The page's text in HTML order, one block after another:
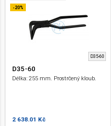
-20%
D35-60
D35-60
Délka: 255 mm. Prostrčený kloub.
2 638.01 Kč